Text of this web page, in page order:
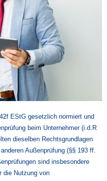
EStG gesetzlich normiert und
beim Unternehmer (i.d.R
dieselben Rechtsgrundlagen
Außenprüfung (§§ 193 ff.
sind insbesondere
die Nutzung von